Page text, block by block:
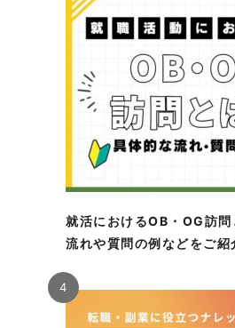
就活におけるOB・OG訪
流れや質問の例などをご紹
4